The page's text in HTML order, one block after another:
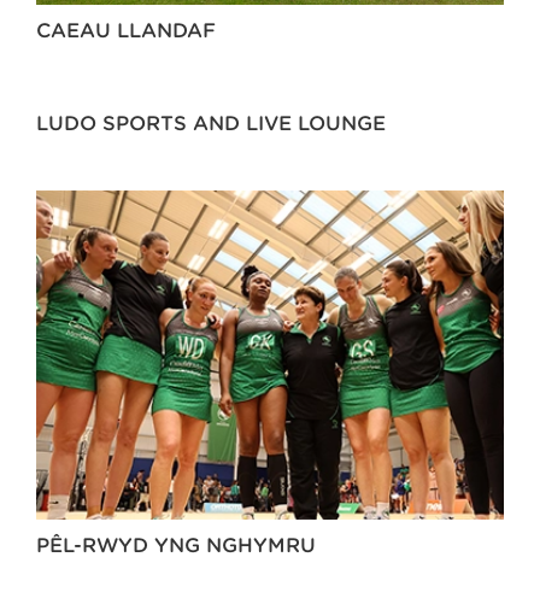
CAEAU LLANDAF
LUDO SPORTS AND LIVE LOUNGE
PÊL-RWYD YNG NGHYMRU